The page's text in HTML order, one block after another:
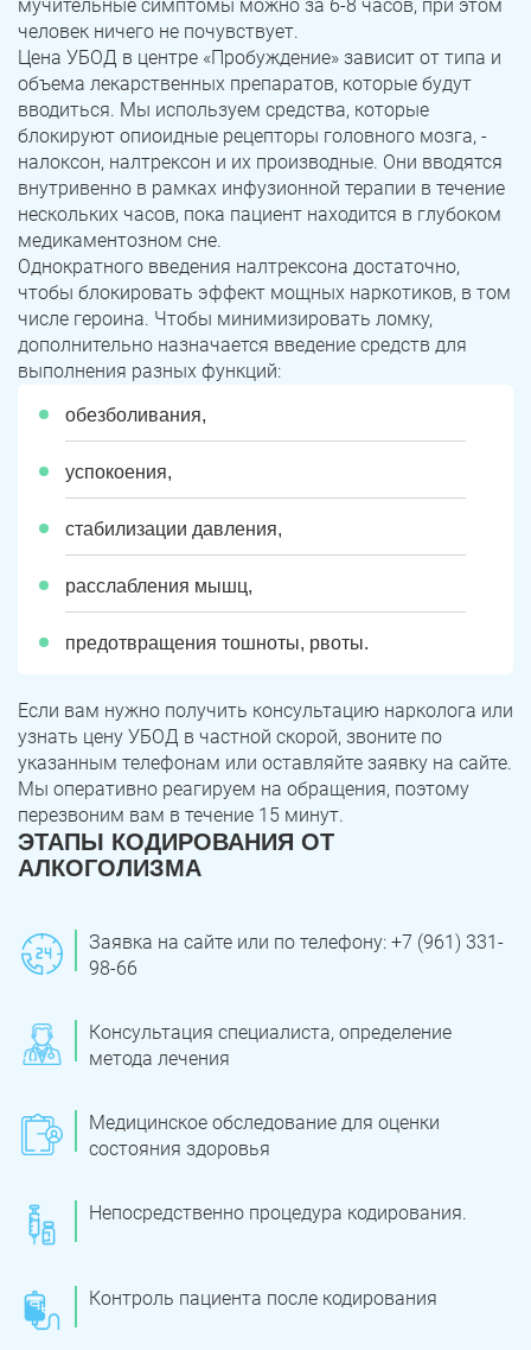
мучительные симптомы можно за 6-8 часов, при этом
человек ничего не почувствует.
Цена УБОД в центре «Пробуждение» зависит от типа и
объема лекарственных препаратов, которые будут
вводиться. Мы используем средства, которые
блокируют опиоидные рецепторы головного мозга, -
налоксон, налтрексон и их производные. Они вводятся
внутривенно в рамках инфузионной терапии в течение
нескольких часов, пока пациент находится в глубоком
медикаментозном сне.
Однократного введения налтрексона достаточно,
чтобы блокировать эффект мощных наркотиков, в том
числе героина. Чтобы минимизировать ломку,
дополнительно назначается введение средств для
выполнения разных функций:
обезболивания,
успокоения,
стабилизации давления,
расслабления мышц,
предотвращения тошноты, рвоты.
Если вам нужно получить консультацию нарколога или
узнать цену УБОД в частной скорой, звоните по
указанным телефонам или оставляйте заявку на сайте.
Мы оперативно реагируем на обращения, поэтому
перезвоним вам в течение 15 минут.
ЭТАПЫ КОДИРОВАНИЯ ОТ
АЛКОГОЛИЗМА
Заявка на сайте или по телефону: +7 (961) 331-
98-66
Консультация специалиста, определение
метода лечения
Медицинское обследование для оценки
состояния здоровья
Непосредственно процедура кодирования.
Контроль пациента после кодирования